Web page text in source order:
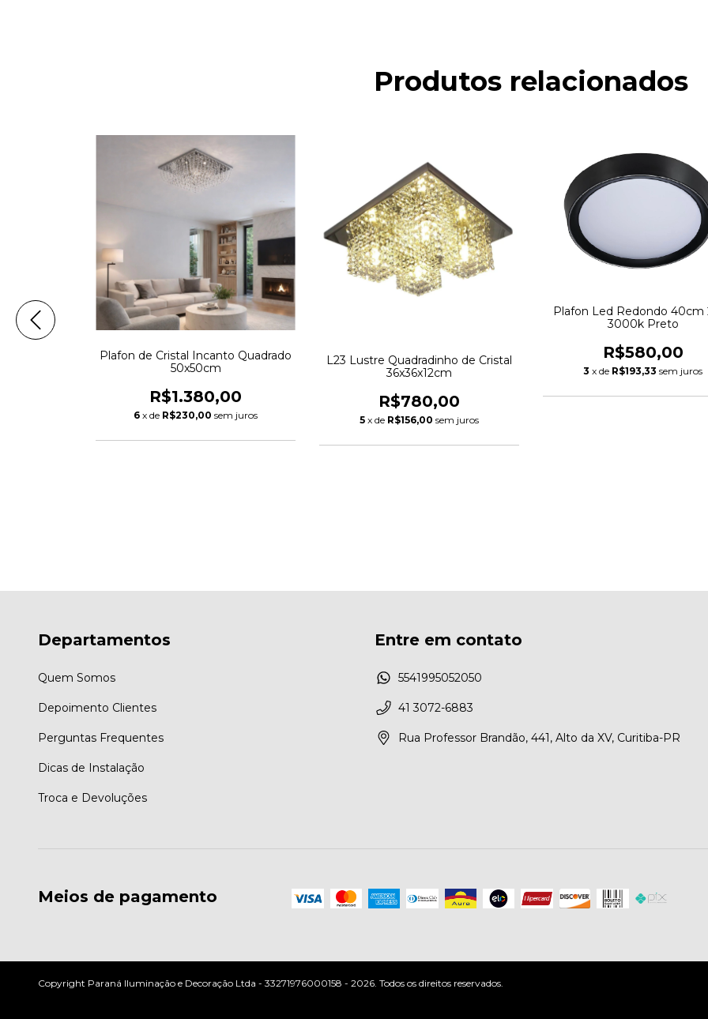
Produtos relacionados
Plafon de Cristal Incanto Quadrado
50x50cm
R$1.380,00
6 x de R$230,00 sem juros
L23 Lustre Quadradinho de Cristal
36x36x12cm
R$780,00
5 x de R$156,00 sem juros
Plafon Led Redondo 40cm
3000k Preto
R$580,00
3 x de R$193,33 sem juros
Departamentos
Quem Somos
Depoimento Clientes
Perguntas Frequentes
Dicas de Instalação
Troca e Devoluções
Entre em contato
5541995052050
41 3072-6883
Rua Professor Brandão, 441, Alto da XV, Curitiba-PR
Meios de pagamento
Copyright Paraná Iluminação e Decoração Ltda - 33271976000158 - 2026. Todos os direitos reservados.